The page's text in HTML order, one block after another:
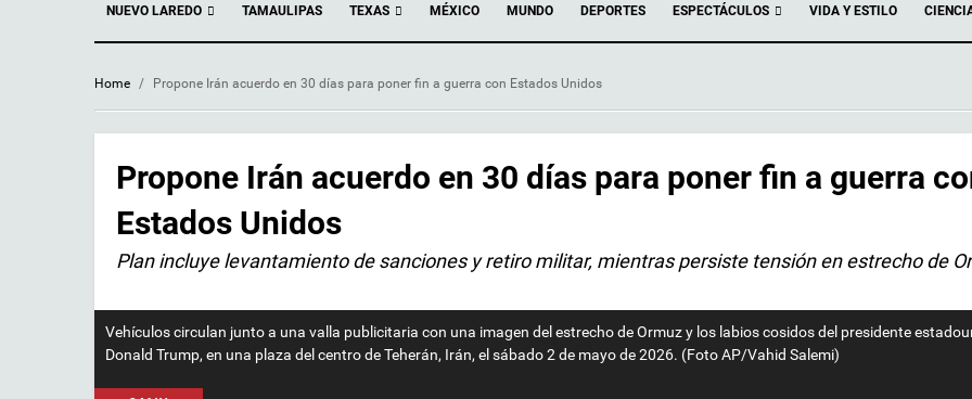
NUEVO LAREDO TAMAULIPAS TEXAS MÉXICO MUNDO DEPORTES ESPECTÁCULOS VIDA Y ESTILO
Home / Propone Irán acuerdo en 30 días para poner fin a guerra con Estados Unidos
Propone Irán acuerdo en 30 días para poner fin a guerra
Estados Unidos
Plan incluye levantamiento de sanciones y retiro militar, mientras persiste tensión en estrecho de
Vehí­culos circulan junto a una valla publicitaria con una imagen del estrecho de Ormuz y los labios cosidos del presidente
Donald Trump, en una plaza del centro de Teherán, Irán, el sábado 2 de mayo de 2026. (Foto AP/Vahid Salemi)